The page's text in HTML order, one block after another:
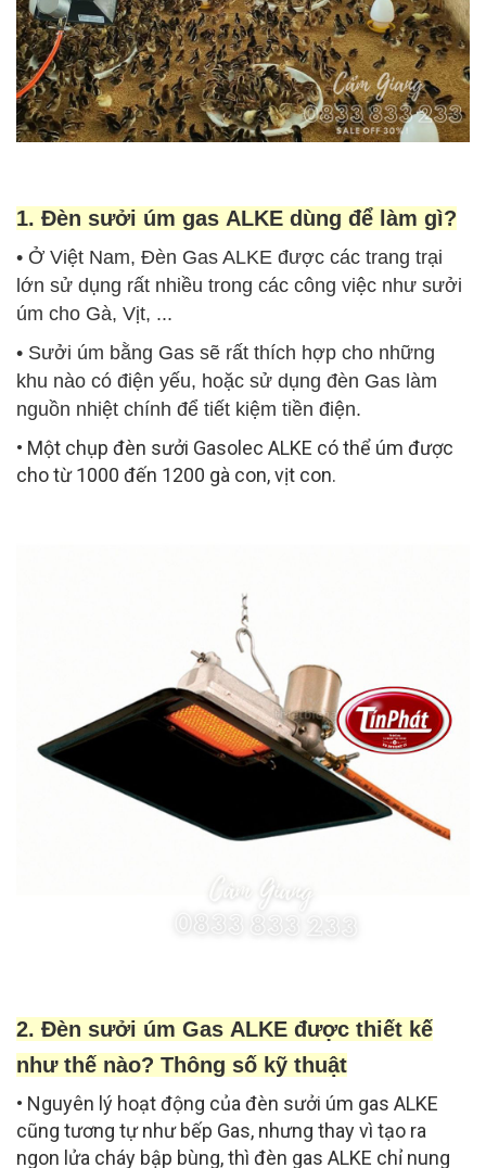
1. Đèn sưởi úm gas ALKE dùng để làm gì?
• Ở Việt Nam, Đèn Gas ALKE được các trang trại
lớn sử dụng rất nhiều trong các công việc như sưởi
úm cho Gà, Vịt, ...
• Sưởi úm bằng Gas sẽ rất thích hợp cho những
khu nào có điện yếu, hoặc sử dụng đèn Gas làm
nguồn nhiệt chính để tiết kiệm tiền điện.
• Một chụp đèn sưởi Gasolec ALKE có thể úm được
cho từ 1000 đến 1200 gà con, vịt con.
2. Đèn sưởi úm Gas ALKE được thiết kế
như thế nào? Thông số kỹ thuật
• Nguyên lý hoạt động của đèn sưởi úm gas ALKE
cũng tương tự như bếp Gas, nhưng thay vì tạo ra
ngon lửa cháy bập bùng, thì đèn gas ALKE chỉ nung